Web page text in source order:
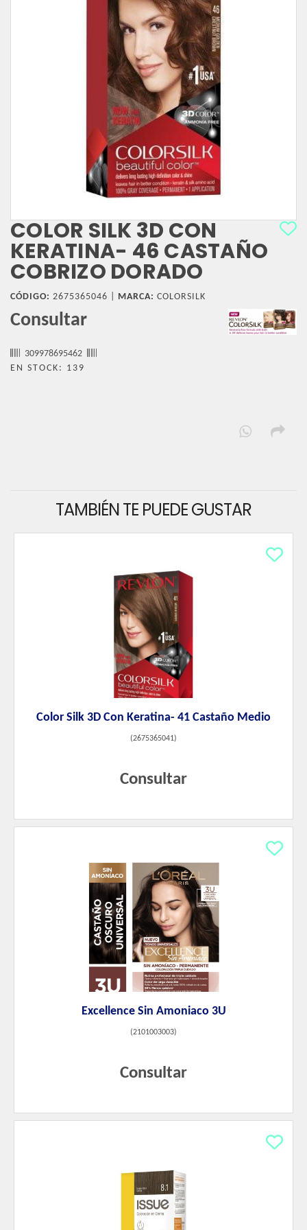
COLOR SILK 3D CON
KERATINA- 46 CASTAÑO
COBRIZO DORADO
CÓDIGO: 2675365046 | MARCA: COLORSILK
Consultar
309978695462
EN STOCK: 139
TAMBIÉN TE PUEDE GUSTAR
Color Silk 3D Con Keratina- 41 Castaño Medio
(2675365041)
Consultar
Excellence Sin Amoniaco 3U
(2101003003)
Consultar